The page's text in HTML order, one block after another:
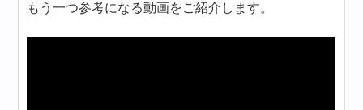
もう一つ参考になる動画をご紹介します。